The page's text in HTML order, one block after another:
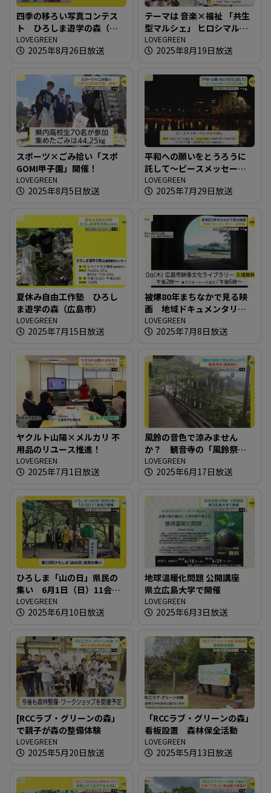
四季の移ろい写真コンテス
ト ひろしま遊学の森（広
島市）
LOVEGREEN
2025年8月26日放送
テーマは 音楽×福祉 「共生
型マルシェ」 ヒロシマルク
ト
LOVEGREEN
2025年8月19日放送
スポーツ×ごみ拾い「スポ
GOMI甲子園」開催！
LOVEGREEN
2025年8月5日放送
平和への願いをとうろうに
託して～ピースメッセージ
とうろう流し
LOVEGREEN
2025年7月29日放送
夏休み自由工作塾 ひろし
ま遊学の森（広島市）
LOVEGREEN
2025年7月15日放送
被爆80年まちなかで見る映
画 地域ドキュメンタリー4
作品
LOVEGREEN
2025年7月8日放送
ヤクルト山陽×メルカリ 不
用品のリユース推進！
LOVEGREEN
2025年7月1日放送
風鈴の音色で涼みません
か？ 観音寺の「風鈴祭
り」
LOVEGREEN
2025年6月17日放送
ひろしま「山の日」県民の
集い 6月1日（日）11会場
で開催
LOVEGREEN
2025年6月10日放送
地球温暖化問題 公開講座
県立広島大学で開催
LOVEGREEN
2025年6月3日放送
[RCCラブ・グリーンの森」
で親子が森の整備体験
LOVEGREEN
2025年5月20日放送
「RCCラブ・グリーンの森」
看板設置 森林保全活動
LOVEGREEN
2025年5月13日放送